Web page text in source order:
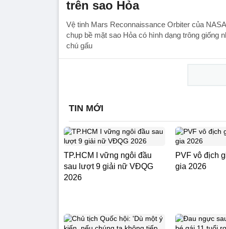
trên sao Hỏa
Vệ tinh Mars Reconnaissance Orbiter của
chụp bề mặt sao Hỏa có hình dạng trông giống
chú gấu
TIN MỚI
TP.HCM I vững ngôi đầu
sau lượt 9 giải nữ VĐQG
2026
PVF vô địch
gia 2026